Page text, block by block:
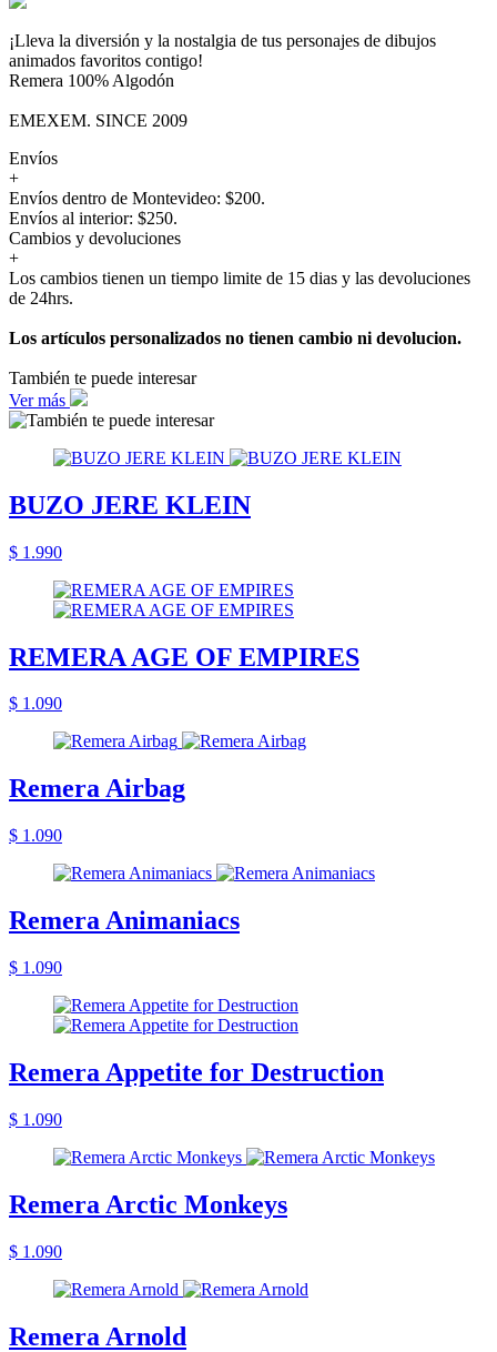
¡Lleva la diversión y la nostalgia de tus personajes de dibujos
animados favoritos contigo!
Remera 100% Algodón
EMEXEM. SINCE 2009
Envíos
+
Envíos dentro de Montevideo: $200.
Envíos al interior: $250.
Cambios y devoluciones
+
Los cambios tienen un tiempo limite de 15 dias y las devoluciones
de 24hrs.
Los artículos personalizados no tienen cambio ni devolucion.
También te puede interesar
Ver más
BUZO JERE KLEIN
$ 1.990
REMERA AGE OF EMPIRES
$ 1.090
Remera Airbag
$ 1.090
Remera Animaniacs
$ 1.090
Remera Appetite for Destruction
$ 1.090
Remera Arctic Monkeys
$ 1.090
Remera Arnold